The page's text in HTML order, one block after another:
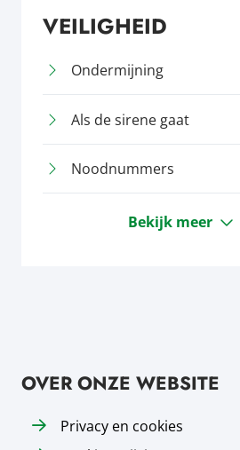
VEILIGHEID
Ondermijning
Als de sirene gaat
Noodnummers
Bekijk meer
OVER ONZE WEBSITE
Privacy en cookies